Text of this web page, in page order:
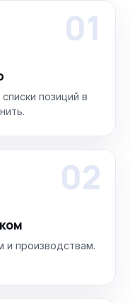
01
позиций в
02
и производствам.